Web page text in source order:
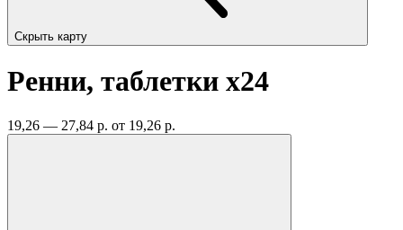
Скрыть карту
Ренни, таблетки x24
19,26 — 27,84 р. от 19,26 р.